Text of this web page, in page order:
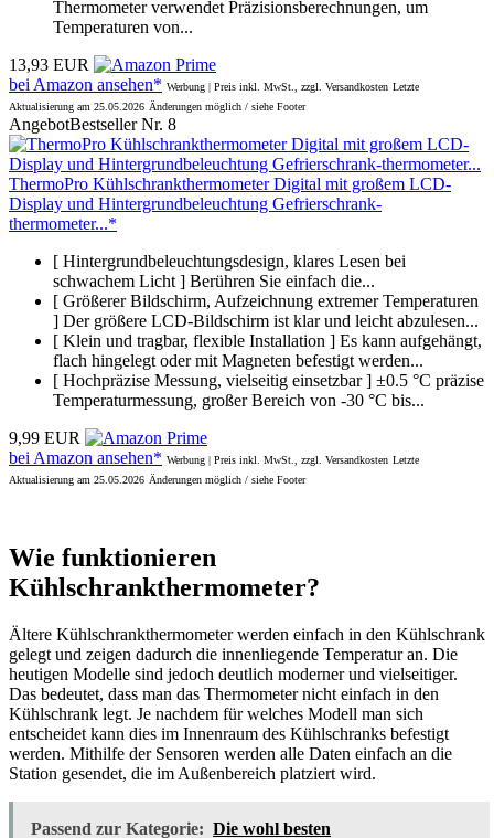
Thermometer verwendet Präzisionsberechnungen, um
Temperaturen von...
13,93 EUR
bei Amazon ansehen* Werbung | Preis inkl. MwSt., zzgl. Versandkosten Letzte
Aktualisierung am 25.05.2026 Änderungen möglich / siehe Footer
AngebotBestseller Nr. 8
ThermoPro Kühlschrankthermometer Digital mit großem LCD-
Display und Hintergrundbeleuchtung Gefrierschrank-
thermometer...*
[ Hintergrundbeleuchtungsdesign, klares Lesen bei
schwachem Licht ] Berühren Sie einfach die...
[ Größerer Bildschirm, Aufzeichnung extremer Temperaturen
] Der größere LCD-Bildschirm ist klar und leicht abzulesen...
[ Klein und tragbar, flexible Installation ] Es kann aufgehängt,
flach hingelegt oder mit Magneten befestigt werden...
[ Hochpräzise Messung, vielseitig einsetzbar ] ±0.5 °C präzise
Temperaturmessung, großer Bereich von -30 °C bis...
9,99 EUR
bei Amazon ansehen* Werbung | Preis inkl. MwSt., zzgl. Versandkosten Letzte
Aktualisierung am 25.05.2026 Änderungen möglich / siehe Footer
Wie funktionieren
Kühlschrankthermometer?
Ältere Kühlschrankthermometer werden einfach in den Kühlschrank
gelegt und zeigen dadurch die innenliegende Temperatur an. Die
heutigen Modelle sind jedoch deutlich moderner und vielseitiger.
Das bedeutet, dass man das Thermometer nicht einfach in den
Kühlschrank legt. Je nachdem für welches Modell man sich
entscheidet kann dies im Innenraum des Kühlschranks befestigt
werden. Mithilfe der Sensoren werden alle Daten einfach an die
Station gesendet, die im Außenbereich platziert wird.
Passend zur Kategorie: Die wohl besten